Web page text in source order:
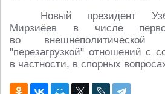
Новый президент
Мирзиёев в числе
во
"перезагрузкой" отношений с
в частности, в спорных